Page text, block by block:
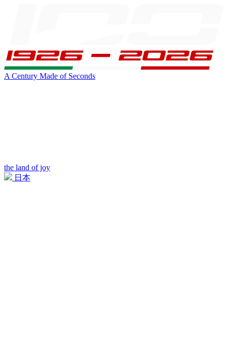
A Century Made of Seconds
the land of joy
日本